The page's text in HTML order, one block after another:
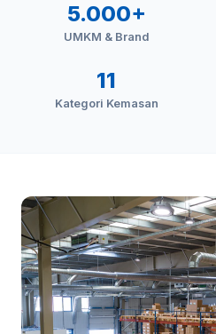
5.000+
UMKM & Brand
11
Kategori Kemasan